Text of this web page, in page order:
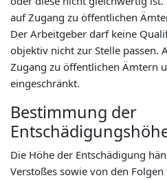
auf Zugang zu öffentlichen
Der Arbeitgeber darf keine
objektiv nicht zur Stelle passen.
Zugang zu öffentlichen Ämtern
eingeschränkt.
Bestimmung der
Die Höhe der Entschädigung
Verstoßes sowie von den